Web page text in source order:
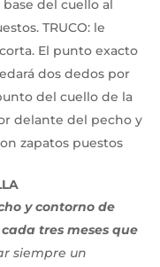
del cuello al
TRUCO: le
El punto exacto
dos dedos por
del cuello de la
delante del pecho y
zapatos puestos
y contorno de
tres meses que
siempre un